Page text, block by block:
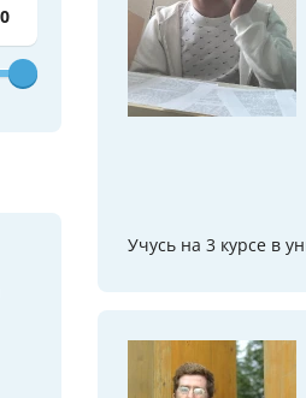
Учусь на 3 курсе в